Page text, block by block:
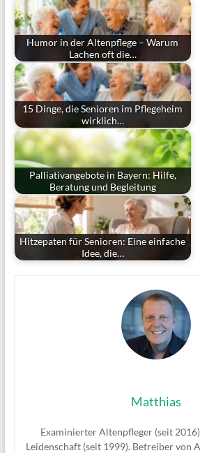
Humor in der Altenpflege – Warum
Lachen oft die…
15 Dinge, die Senioren im Pflegeheim
wirklich…
Palliativangebote in Bayern: Hilfe,
Beratung und Begleitung
Hitzepaten für Senioren: Eine einfache
Idee, die…
Matthias
Examinierter Altenpfleger (seit
Leidenschaft (seit 1999). Betreiber von